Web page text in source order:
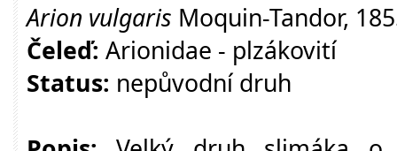
Arion vulgaris Moquin-Tandor,
Čeleď: Arionidae - plzákovití
Status: nepůvodní druh